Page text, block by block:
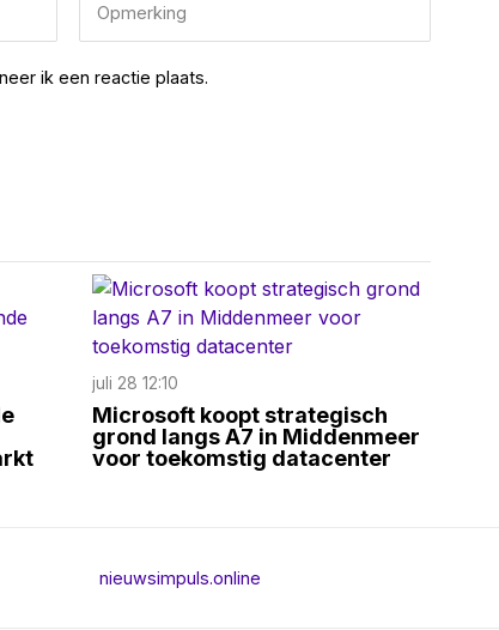
ik een reactie plaats.
juli 28 12:10
Microsoft koopt strategisch
grond langs A7 in Middenmeer
voor toekomstig datacenter
nieuwsimpuls.online